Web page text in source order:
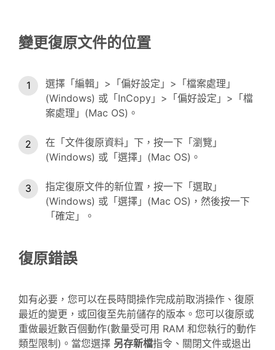
變更復原文件的位置
選擇「編輯」>「偏好設定」>「檔案處理」
(Windows) 或「InCopy」>「偏好設定」>「檔
案處理」(Mac OS)。
在「文件復原資料」下，按一下「瀏覽」
(Windows) 或「選擇」(Mac OS)。
指定復原文件的新位置，按一下「選取」
(Windows) 或「選擇」(Mac OS)，然後按一下
「確定」。
復原錯誤
如有必要，您可以在長時間操作完成前取消操作、復原
最近的變更，或回復至先前儲存的版本。您可以復原或
重做最近數百個動作(數量受可用 RAM 和您執行的動作
類型限制)。當您選擇 另存新檔指令、關閉文件或退出